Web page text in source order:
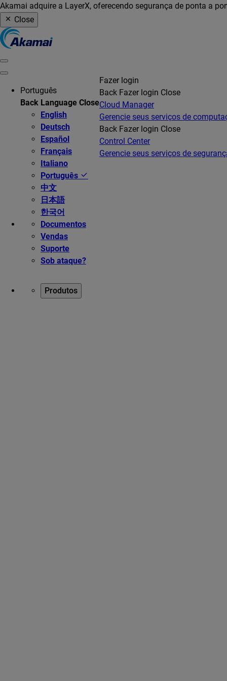
Akamai adquire a LayerX, oferecendo segurança de ponta a
Close
Português
Back Language Close
English
Deutsch
Español
Français
Italiano
Português
中文
日本語
한국어
Documentos
Vendas
Suporte
Sob ataque?
Fazer login
Back Fazer login Close
Cloud Manager
Gerencie seus serviços de
Back Fazer login Close
Control Center
Gerencie seus serviços de
Produtos